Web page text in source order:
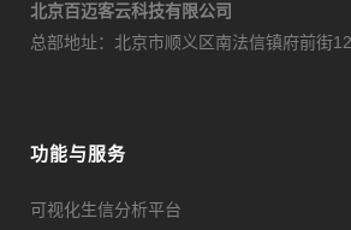
北京百迈客云科技有限公司
总部地址：北京市顺义区南法信镇府前街
功能与服务
可视化生信分析平台